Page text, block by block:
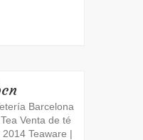
Barcelona
Venta de té
2014 Teaware |